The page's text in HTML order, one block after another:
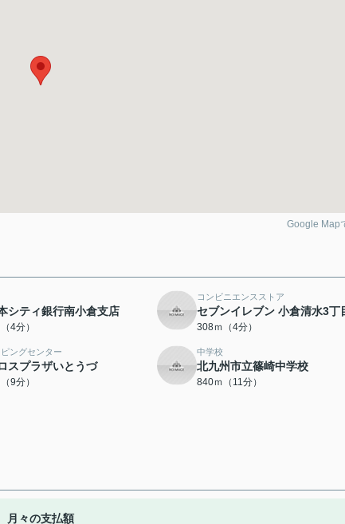
Google Map
シティ銀行南小倉支店
4分）
コンビニエンスストア
セブンイレブン 小倉清水3丁
308ｍ（4分）
ングセンター
スプラザいとうづ
9分）
中学校
北九州市立篠崎中学校
840ｍ（11分）
月々の支払額